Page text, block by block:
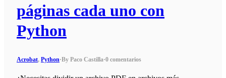
páginas cada uno con
Python
Acrobat, Python·By Paco Castilla·0 comentarios